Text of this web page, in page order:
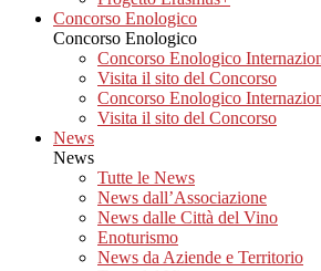
Concorso Enologico
Concorso Enologico
Concorso Enologico
Visita il sito del Concorso
Concorso Enologico
Visita il sito del Concorso
News
News
Tutte le News
News dall’Associazione
News dalle Città del Vino
Enoturismo
News da Aziende e Territorio